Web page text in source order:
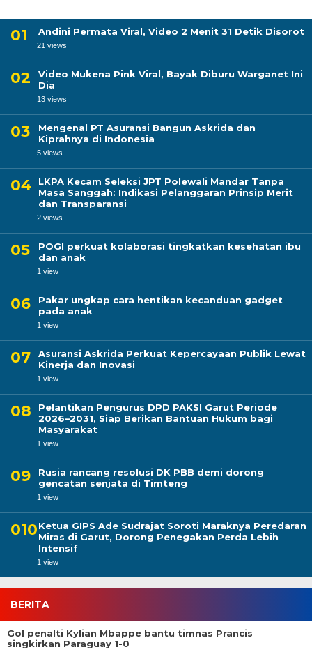
Andini Permata Viral, Video 2 Menit 31 Detik Disorot
21 views
Video Mukena Pink Viral, Bayak Diburu Warganet Ini
Dia
13 views
Mengenal PT Asuransi Bangun Askrida dan
Kiprahnya di Indonesia
5 views
LKPA Kecam Seleksi JPT Polewali Mandar Tanpa
Masa Sanggah: Indikasi Pelanggaran Prinsip Merit
dan Transparansi
2 views
POGI perkuat kolaborasi tingkatkan kesehatan ibu
dan anak
1 view
Pakar ungkap cara hentikan kecanduan gadget
pada anak
1 view
Asuransi Askrida Perkuat Kepercayaan Publik Lewat
Kinerja dan Inovasi
1 view
Pelantikan Pengurus DPD PAKSI Garut Periode
2026–2031, Siap Berikan Bantuan Hukum bagi
Masyarakat
1 view
Rusia rancang resolusi DK PBB demi dorong
gencatan senjata di Timteng
1 view
Ketua GIPS Ade Sudrajat Soroti Maraknya Peredaran
Miras di Garut, Dorong Penegakan Perda Lebih
Intensif
1 view
BERITA
Gol penalti Kylian Mbappe bantu timnas Prancis
singkirkan Paraguay 1-0